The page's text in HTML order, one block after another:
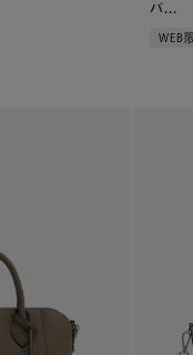
バ...
WEB